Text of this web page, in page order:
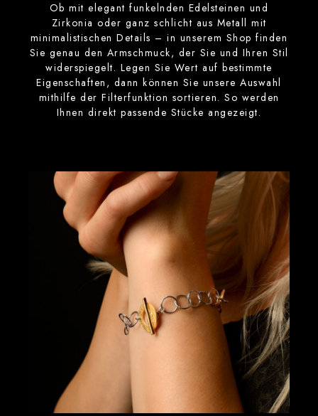
Ob mit elegant funkelnden Edelsteinen und
Zirkonia oder ganz schlicht aus Metall mit
minimalistischen Details – in unserem Shop finden
Sie genau den Armschmuck, der Sie und Ihren Stil
widerspiegelt. Legen Sie Wert auf bestimmte
Eigenschaften, dann können Sie unsere Auswahl
mithilfe der Filterfunktion sortieren. So werden
Ihnen direkt passende Stücke angezeigt.